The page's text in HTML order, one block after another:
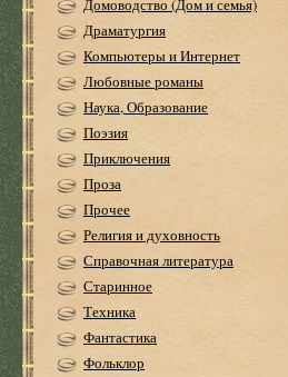
Домоводство (Дом и семья)
Драматургия
Компьютеры и Интернет
Любовные романы
Наука, Образование
Поэзия
Приключения
Проза
Прочее
Религия и духовность
Справочная литература
Старинное
Техника
Фантастика
Фольклор